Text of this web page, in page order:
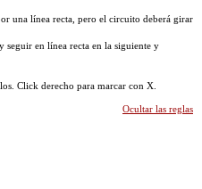
una línea recta, pero el circuito deberá girar
en línea recta en la siguiente y
Click derecho para marcar con X.
Ocultar las reglas